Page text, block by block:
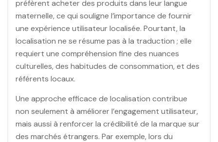
préfèrent acheter des produits dans leur langue
maternelle, ce qui souligne l’importance de fournir
une expérience utilisateur localisée. Pourtant, la
localisation ne se résume pas à la traduction ; elle
requiert une compréhension fine des nuances
culturelles, des habitudes de consommation, et des
référents locaux.
Une approche efficace de localisation contribue
non seulement à améliorer l’engagement utilisateur,
mais aussi à renforcer la crédibilité de la marque sur
des marchés étrangers. Par exemple, lors du